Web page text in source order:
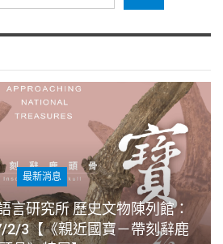
最新消息
言研究所 歷史文物陳列館：
3【《親近國寶－帶刻辭鹿